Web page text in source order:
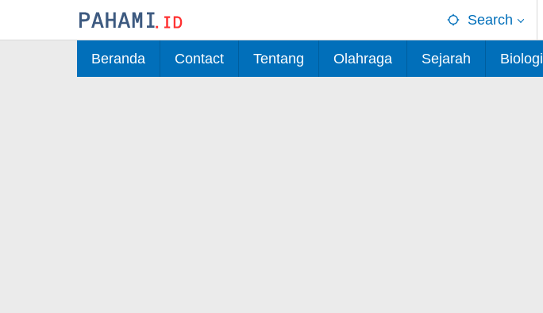
Search
Beranda Contact Tentang Olahraga Sejarah Biologi